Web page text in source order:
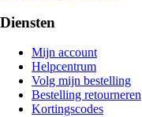
Diensten
Mijn account
Helpcentrum
Volg mijn bestelling
Bestelling retourneren
Kortingscodes